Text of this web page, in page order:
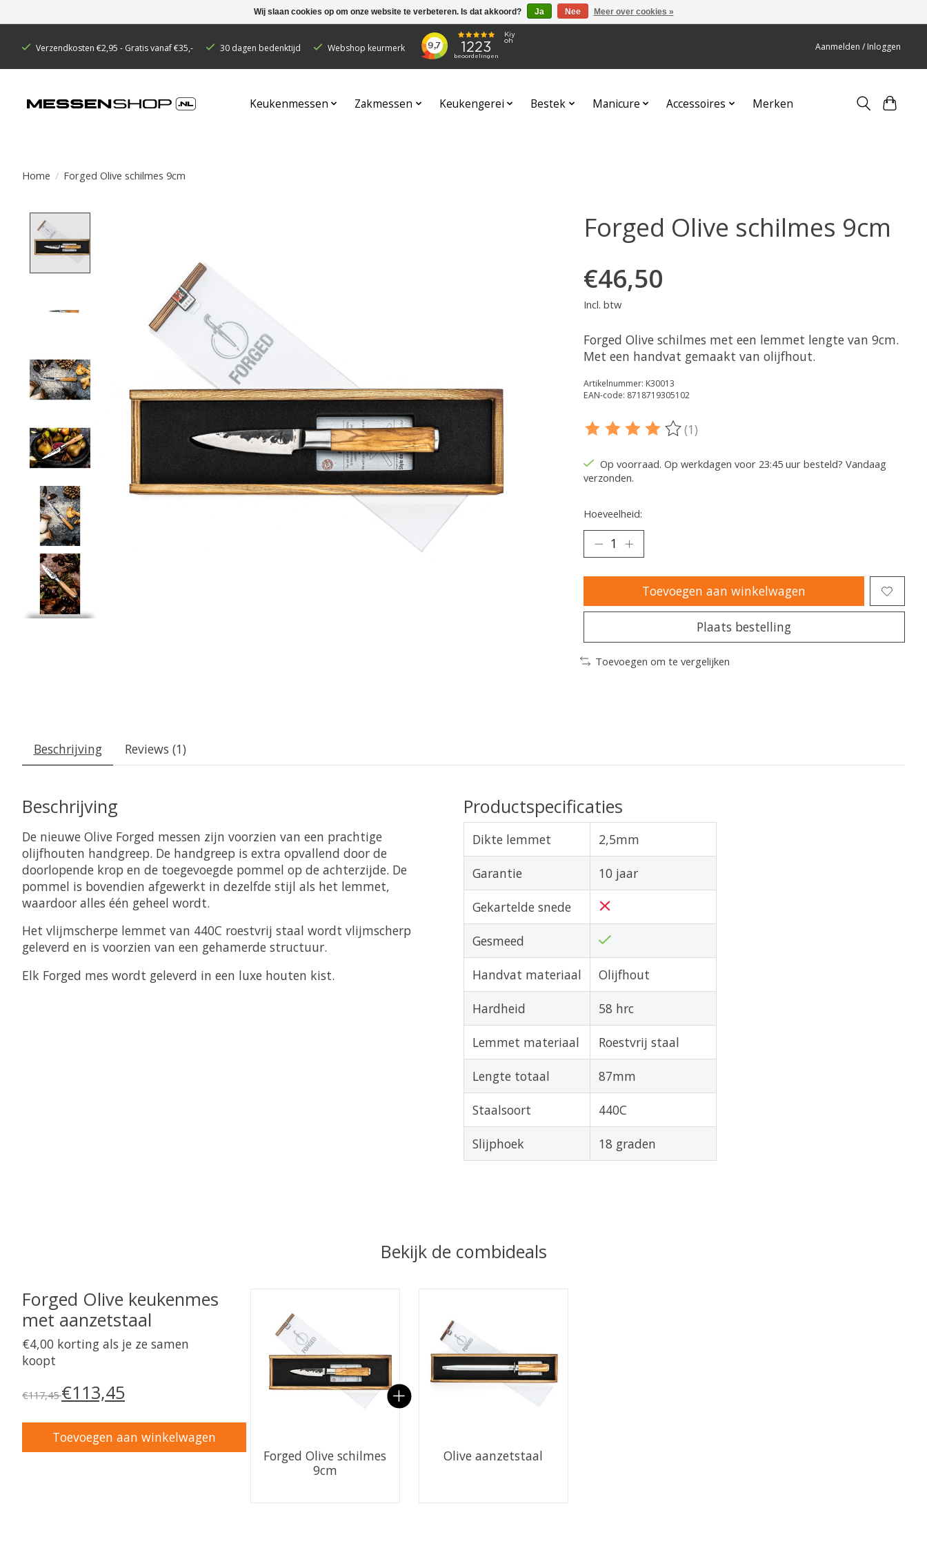
Verzendkosten €2,95 - Gratis vanaf €35,- 30 dagen bedenktijd Webshop keurmerk Aanmelden / Inloggen
Keukenmessen Zakmessen Keukengerei Bestek Manicure Accessoires Merken
Home / Forged Olive schilmes 9cm
Forged Olive schilmes 9cm
€46,50
Incl. btw
Forged Olive schilmes met een lemmet lengte van 9cm.
Met een handvat gemaakt van olijfhout.
Artikelnummer: K30013
EAN-code: 8718719305102
De beoordeling van dit product is
(1)
Op voorraad. Op werkdagen voor 23:45 uur besteld? Vandaag
verzonden.
Hoeveelheid:
Toevoegen aan winkelwagen
Plaats bestelling
Toevoegen om te vergelijken
Beschrijving Reviews (1)
Beschrijving
De nieuwe Olive Forged messen zijn voorzien van een prachtige
olijfhouten handgreep. De handgreep is extra opvallend door de
doorlopende krop en de toegevoegde pommel op de achterzijde. De
pommel is bovendien afgewerkt in dezelfde stijl als het lemmet,
waardoor alles één geheel wordt.
Het vlijmscherpe lemmet van 440C roestvrij staal wordt vlijmscherp
geleverd en is voorzien van een gehamerde structuur.
Elk Forged mes wordt geleverd in een luxe houten kist.
Productspecificaties
Dikte lemmet 2,5mm
Garantie 10 jaar
Gekartelde snede
Gesmeed
Handvat materiaal Olijfhout
Hardheid 58 hrc
Lemmet materiaal Roestvrij staal
Lengte totaal 87mm
Staalsoort 440C
Slijphoek 18 graden
Bekijk de combideals
Forged Olive keukenmes
met aanzetstaal
€4,00 korting als je ze samen
koopt
€117,45€113,45
Toevoegen aan winkelwagen
Forged Olive schilmes
9cm
Olive aanzetstaal
Wij slaan cookies op om onze website te verbeteren. Is dat akkoord? Ja Nee Meer over cookies »